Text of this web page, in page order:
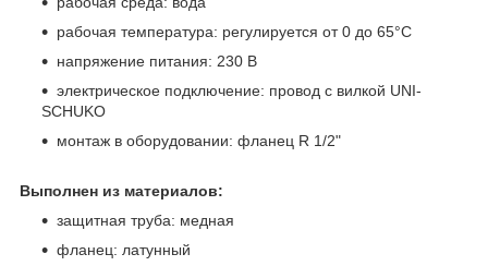
рабочая температура: регулируется от 0 до 65°C
напряжение питания: 230 В
электрическое подключение: провод с вилкой UNI-
SCHUKO
монтаж в оборудовании: фланец R 1/2"
Выполнен из материалов:
защитная труба: медная
фланец: латунный